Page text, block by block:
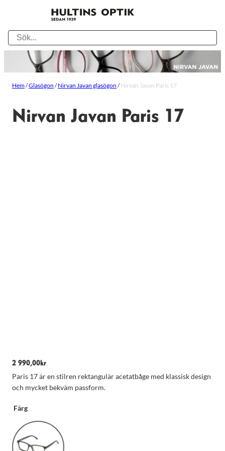
Hem/Glasögon /Nirvan Javan glasögon /Nirvan Javan Paris 17
Nirvan Javan Paris 17
2 990,00 kr
Paris 17 är en stilren rektangulär acetatbåge med klassisk design
och mycket bekväm passform.
Färg
Nödvändiga
Dessa kakor
välja bort.
för att
hemsidan
över huvud